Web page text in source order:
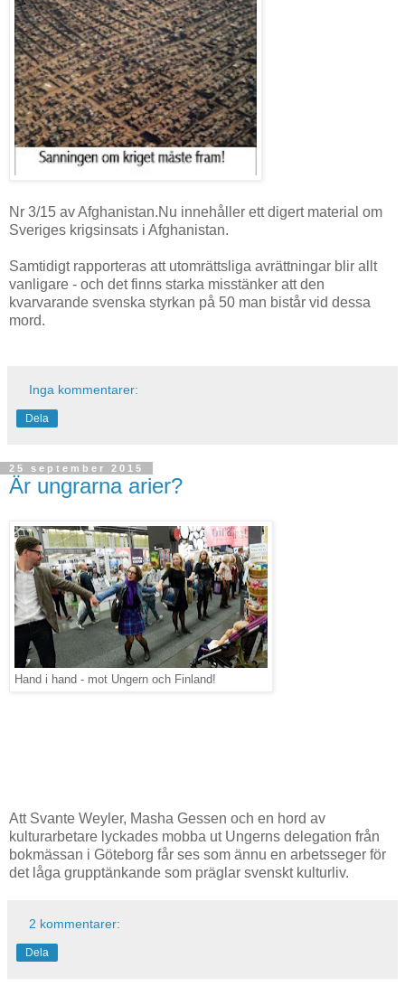
Nr 3/15 av Afghanistan.Nu innehåller ett digert material om
Sveriges krigsinsats i Afghanistan.
Samtidigt rapporteras att utomrättsliga avrättningar blir allt
vanligare - och det finns starka misstänker att den
kvarvarande svenska styrkan på 50 man bistår vid dessa
mord.
Inga kommentarer:
Dela
25 september 2015
Är ungrarna arier?
Hand i hand - mot Ungern och Finland!
Att Svante Weyler, Masha Gessen och en hord av
kulturarbetare lyckades mobba ut Ungerns delegation från
bokmässan i Göteborg får ses som ännu en arbetsseger för
det låga grupptänkande som präglar svenskt kulturliv.
2 kommentarer:
Dela